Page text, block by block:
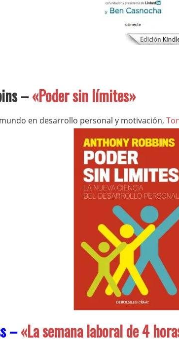
–«Poder sin límites»
en desarrollo personal y motivación,
–«La semana laboral de 4